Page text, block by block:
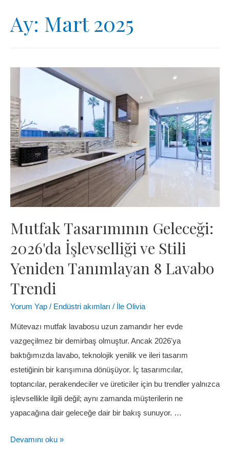
Ay: Mart 2025
Mutfak Tasarımının Geleceği:
2026'da İşlevselliği ve Stili
Yeniden Tanımlayan 8 Lavabo
Trendi
Yorum Yap / Endüstri akımları / İle Olivia
Mütevazı mutfak lavabosu uzun zamandır her evde
vazgeçilmez bir demirbaş olmuştur. Ancak 2026'ya
baktığımızda lavabo, teknolojik yenilik ve ileri tasarım
estetiğinin bir karışımına dönüşüyor. İç tasarımcılar,
toptancılar, perakendeciler ve üreticiler için bu trendler yalnızca
işlevsellikle ilgili değil; aynı zamanda müşterilerin ne
yapacağına dair geleceğe dair bir bakış sunuyor. …
Devamını oku »